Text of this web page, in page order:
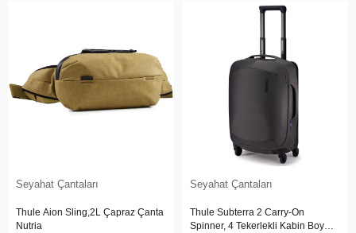
Seyahat Çantaları
Thule Aion Sling,2L Çapraz Çanta
Nutria
Seyahat Çantaları
Thule Subterra 2 Carry-On
Spinner, 4 Tekerlekli Kabin Boy